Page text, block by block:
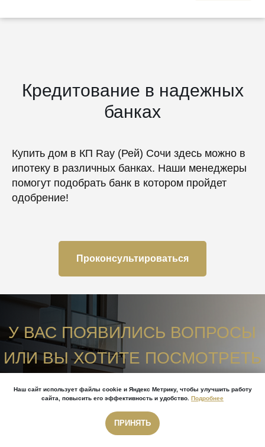
Кредитование в надежных
банках
Купить дом в КП Ray (Рей) Сочи здесь можно в
ипотеку в различных банках. Наши менеджеры
помогут подобрать банк в котором пройдет
одобрение!
Проконсультироваться
У ВАС ПОЯВИЛИСЬ ВОПРОСЫ
ИЛИ ВЫ ХОТИТЕ ПОСМОТРЕТЬ
ВСЕ САМИ?
Звонок бесплатный
Наш сайт использует файлы cookie и Яндекс Метрику, чтобы улучшить работу
сайта, повысить его эффективность и удобство. Подробнее
ПРИНЯТЬ